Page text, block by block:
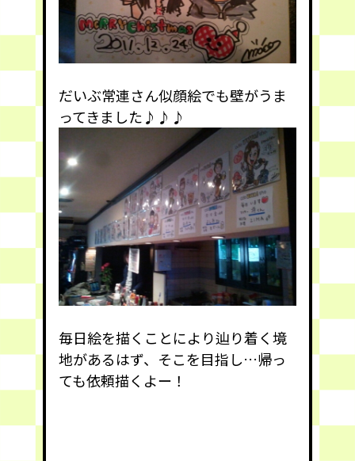
だいぶ常連さん似顔絵でも壁がうま
ってきました♪♪♪
毎日絵を描くことにより辿り着く境
地があるはず、そこを目指し…帰っ
ても依頼描くよー！